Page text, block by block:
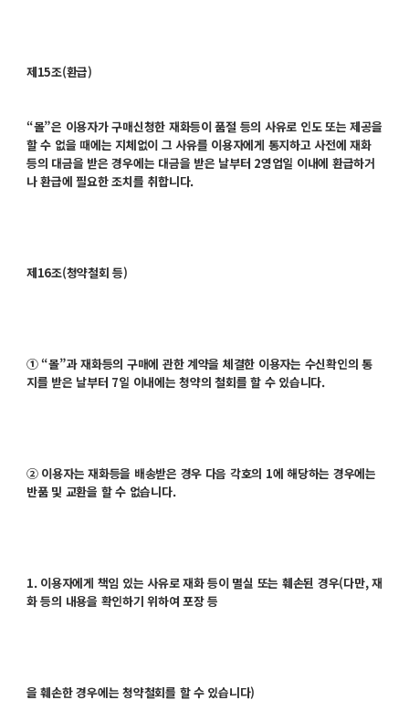
제15조(환급)
“몰”은 이용자가 구매신청한 재화등이 품절 등의 사유로 인도 또는 제공을
할 수 없을 때에는 지체없이 그 사유를 이용자에게 통지하고 사전에 재화
등의 대금을 받은 경우에는 대금을 받은 날부터 2영업일 이내에 환급하거
나 환급에 필요한 조치를 취합니다.
제16조(청약철회 등)
① “몰”과 재화등의 구매에 관한 계약을 체결한 이용자는 수신확인의 통
지를 받은 날부터 7일 이내에는 청약의 철회를 할 수 있습니다.
② 이용자는 재화등을 배송받은 경우 다음 각호의 1에 해당하는 경우에는
반품 및 교환을 할 수 없습니다.
1. 이용자에게 책임 있는 사유로 재화 등이 멸실 또는 훼손된 경우(다만, 재
화 등의 내용을 확인하기 위하여 포장 등
을 훼손한 경우에는 청약철회를 할 수 있습니다)